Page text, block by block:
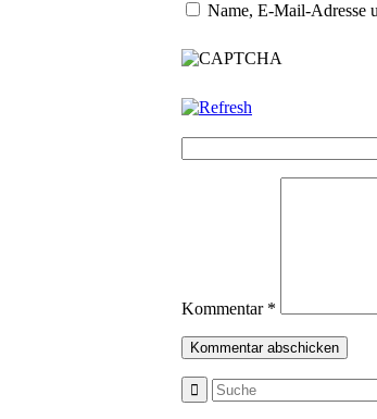
Name, E-Mail-Adresse
Kommentar *